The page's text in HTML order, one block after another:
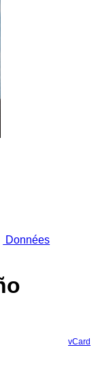
Données
vCard